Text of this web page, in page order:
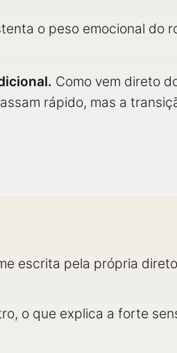
o peso emocional do
Como vem direto
rápido, mas a
escrita pela própria
o que explica a forte